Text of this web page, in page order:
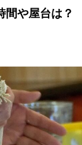
間や屋台は？